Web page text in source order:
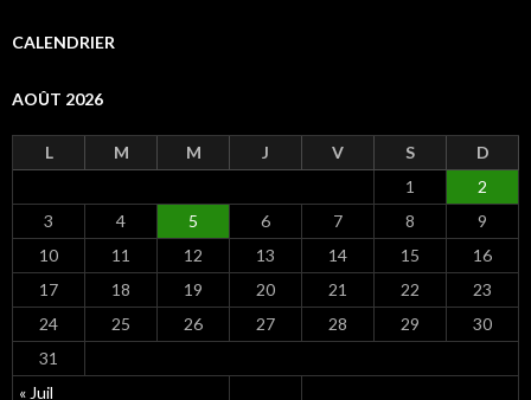
e
h
CALENDRIER
AOÛT 2026
L M M J V S D
« Juil
1
2
3
4 5 6 7 8
9
10
11 12 13 14 15
16
17
18 19 20 21 22
23
24
25 26 27 28 29
30
31